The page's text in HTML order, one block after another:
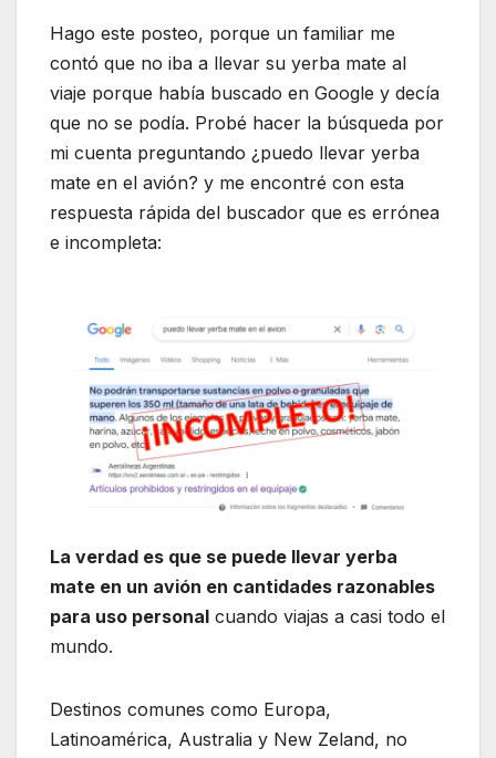
Hago este posteo, porque un familiar me
contó que no iba a llevar su yerba mate al
viaje porque había buscado en Google y decía
que no se podía. Probé hacer la búsqueda por
mi cuenta preguntando ¿puedo llevar yerba
mate en el avión? y me encontré con esta
respuesta rápida del buscador que es errónea
e incompleta:
La verdad es que se puede llevar yerba
mate en un avión en cantidades razonables
para uso personal cuando viajas a casi todo el
mundo.
Destinos comunes como Europa,
Latinoamérica, Australia y New Zeland, no